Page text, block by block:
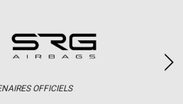
OFFICIELS